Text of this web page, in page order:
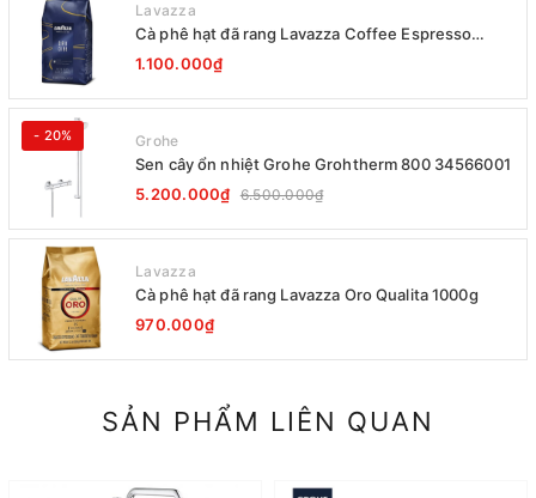
Lavazza
Cà phê hạt đã rang Lavazza Coffee Espresso
Super Crema 1000g Date 12-2027
1.100.000₫
- 20% Grohe
Sen cây ổn nhiệt Grohe Grohtherm 800 34566001
5.200.000₫ 6.500.000₫
Lavazza
Cà phê hạt đã rang Lavazza Oro Qualita 1000g
970.000₫
SẢN PHẨM LIÊN QUAN